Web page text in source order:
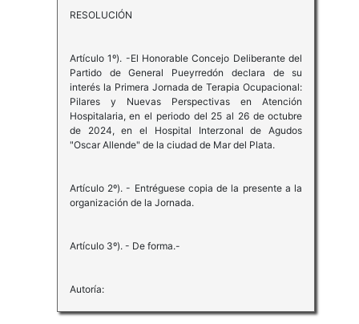
RESOLUCIÓN
Artículo 1º). -El Honorable Concejo Deliberante del
Partido de General Pueyrredón declara de su
interés la Primera Jornada de Terapia Ocupacional:
Pilares y Nuevas Perspectivas en Atención
Hospitalaria, en el periodo del 25 al 26 de octubre
de 2024, en el Hospital Interzonal de Agudos
"Oscar Allende" de la ciudad de Mar del Plata.
Artículo 2º). - Entréguese copia de la presente a la
organización de la Jornada.
Artículo 3º). - De forma.-
Autoría: